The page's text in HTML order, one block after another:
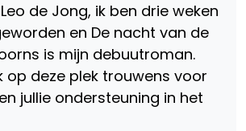
de Jong, ik ben drie weken
en De nacht van de
is mijn debuutroman.
op deze plek trouwens voor
jullie ondersteuning in het